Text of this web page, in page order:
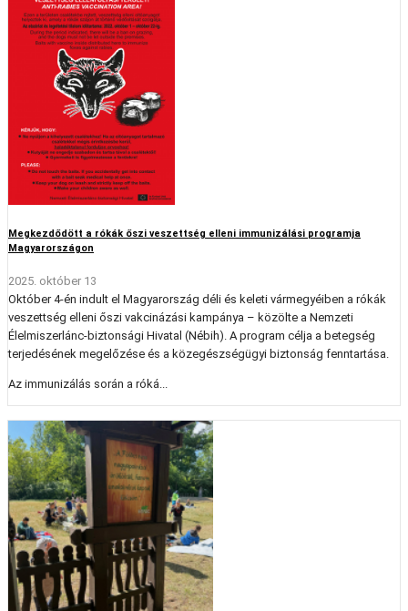
Megkezdődött a rókák őszi veszettség elleni immunizálási programja
Magyarországon
2025. október 13
Október 4-én indult el Magyarország déli és keleti vármegyéiben a rókák
veszettség elleni őszi vakcinázási kampánya – közölte a Nemzeti
Élelmiszerlánc-biztonsági Hivatal (Nébih). A program célja a betegség
terjedésének megelőzése és a közegészségügyi biztonság fenntartása.
Az immunizálás során a róká...